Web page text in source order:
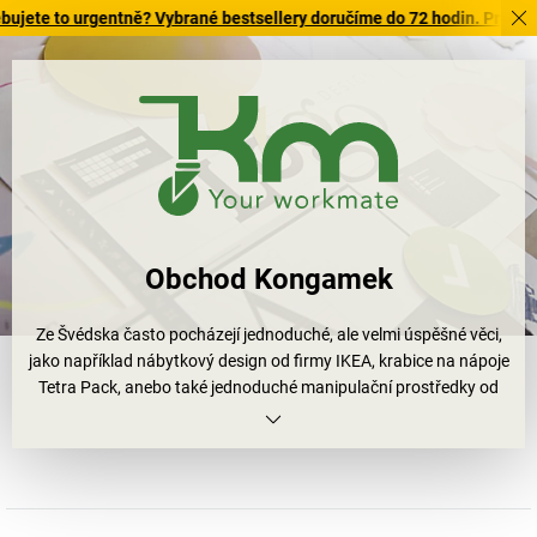
urgentně? Vybrané bestsellery doručíme do 72 hodin. Prohlédněte
Obchod Kongamek
Ze Švédska často pocházejí jednoduché, ale velmi úspěšné věci,
jako například nábytkový design od firmy IKEA, krabice na nápoje
Tetra Pack, anebo také jednoduché manipulační prostředky od
Konga Mekaniska Verkstadt AB. Tato společnost dobře zná